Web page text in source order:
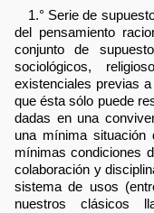
1.° Serie de
del pensamiento
conjunto de
sociológicos,
existenciales previas
que ésta sólo puede
dadas en una
una mínima situación
mínimas condiciones
colaboración y
sistema de usos
nuestros clásicos